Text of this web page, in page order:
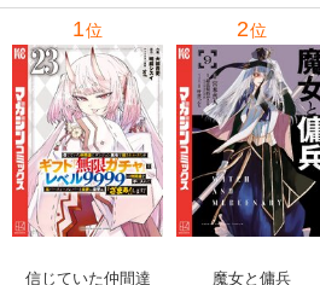
1位
信じていた仲間達
2位
魔女と傭兵